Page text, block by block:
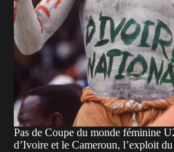
Pas de Coupe du monde féminine
d’Ivoire et le Cameroun, l’exploit